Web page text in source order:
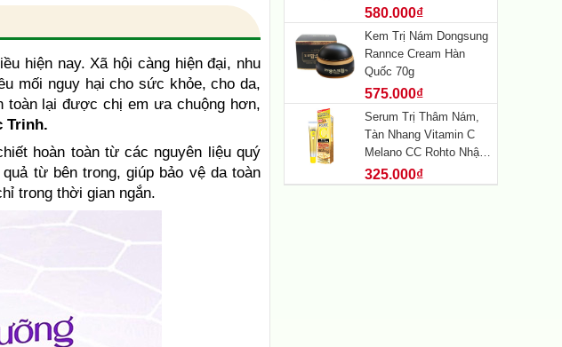
Nhật Bản
580.000₫
Kem Trị Nám Dongsung
Rannce Cream Hàn
Quốc 70g
575.000₫
Serum Trị Thâm Nám,
Tàn Nhang Vitamin C
Melano CC Rohto Nhật
Bản 20ml
325.000₫
hiện nay. Xã hội càng hiện đại, nhu
mối nguy hại cho sức khỏe, cho da,
lại được chị em ưa chuộng hơn,
Trinh.
hoàn toàn từ các nguyên liệu quý
quả từ bên trong, giúp bảo vệ da toàn
trong thời gian ngắn.